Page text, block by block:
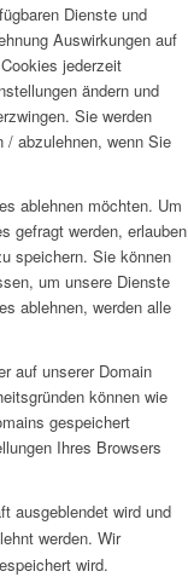
Dienste und
Auswirkungen auf
jederzeit
ändern und
Sie werden
/ abzulehnen, wenn Sie
ablehnen möchten. Um
gefragt werden, erlauben
speichern. Sie können
um unsere Dienste
ablehnen, werden alle
auf unserer Domain
können wie
gespeichert
Ihres Browsers
ausgeblendet wird und
werden. Wir
wird.